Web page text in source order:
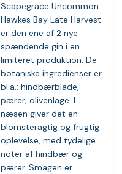
Scapegrace Uncommon
Hawkes Bay Late Harvest
er den ene af 2 nye
spændende gin i en
limiteret produktion. De
botaniske ingredienser er
bl.a.: hindbærblade,
pærer, olivenlage. I
næsen giver det en
blomsteragtig og frugtig
oplevelse, med tydelige
noter af hindbær og
pærer. Smagen er